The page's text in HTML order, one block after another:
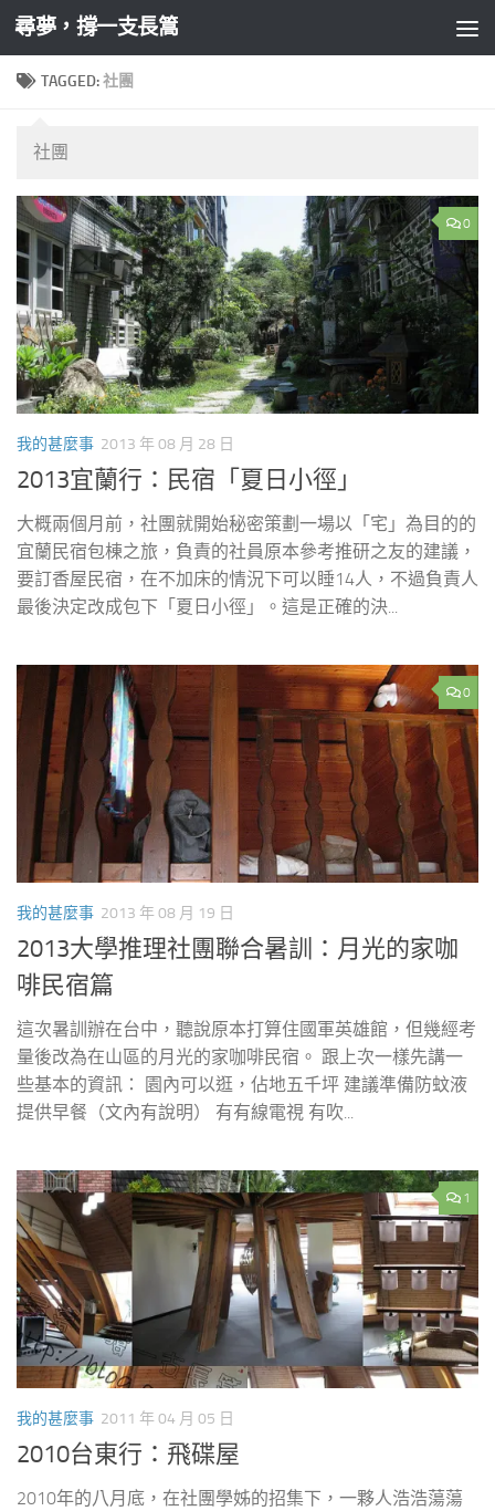
Skip to content
尋夢，撐一支長篙
TAGGED:社團
社團
0
我的甚麼事 2013 年 08 月 28 日
2013宜蘭行：民宿「夏日小徑」
大概兩個月前，社團就開始秘密策劃一場以「宅」為目的的
宜蘭民宿包棟之旅，負責的社員原本參考推研之友的建議，
要訂香屋民宿，在不加床的情況下可以睡14人，不過負責人
最後決定改成包下「夏日小徑」。這是正確的決...
0
我的甚麼事 2013 年 08 月 19 日
2013大學推理社團聯合暑訓：月光的家咖
啡民宿篇
這次暑訓辦在台中，聽說原本打算住國軍英雄館，但幾經考
量後改為在山區的月光的家咖啡民宿。 跟上次一樣先講一
些基本的資訊： 園內可以逛，佔地五千坪 建議準備防蚊液
提供早餐（文內有說明） 有有線電視 有吹...
1
我的甚麼事 2011 年 04 月 05 日
2010台東行：飛碟屋
2010年的八月底，在社團學姊的招集下，一夥人浩浩蕩蕩